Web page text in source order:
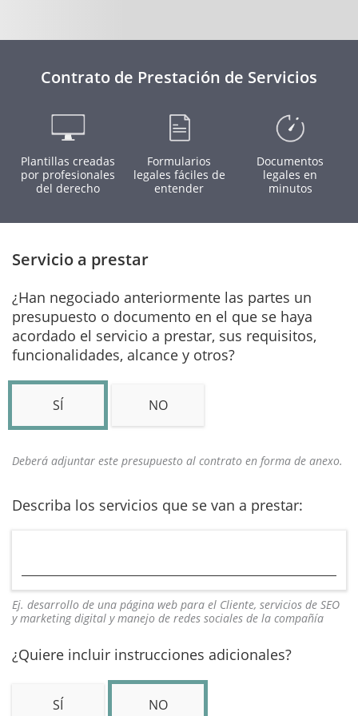
Contrato de Prestación de Servicios
Plantillas creadas
por profesionales
del derecho
Formularios
legales fáciles de
entender
Documentos
legales en
minutos
Servicio a prestar
¿Han negociado anteriormente las partes un
presupuesto o documento en el que se haya
acordado el servicio a prestar, sus requisitos,
funcionalidades, alcance y otros?
SÍ NO
Deberá adjuntar este presupuesto al contrato en forma de anexo.
Describa los servicios que se van a prestar:
Ej. desarrollo de una página web para el Cliente, servicios de SEO
y marketing digital y manejo de redes sociales de la compañía
¿Quiere incluir instrucciones adicionales?
SÍ NO